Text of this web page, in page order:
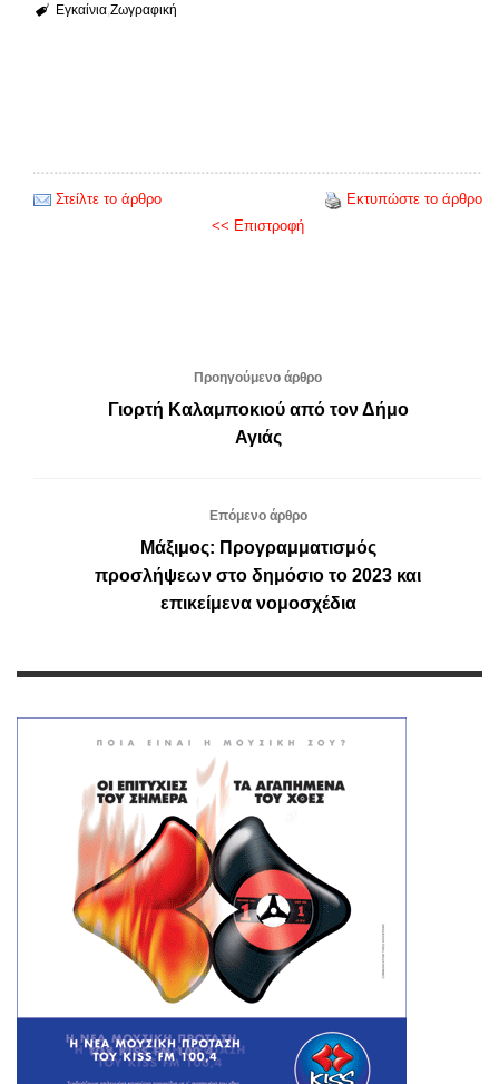
Εγκαίνια Ζωγραφική
Στείλτε το άρθρο
Εκτυπώστε το άρθρο
<< Επιστροφή
Προηγούμενο άρθρο
Γιορτή Καλαμποκιού από τον Δήμο
Αγιάς
Επόμενο άρθρο
Μάξιμος: Προγραμματισμός
προσλήψεων στο δημόσιο το 2023 και
επικείμενα νομοσχέδια